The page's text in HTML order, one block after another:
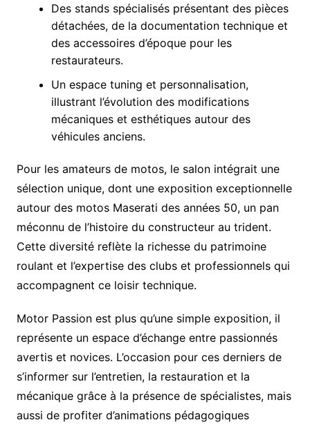
Des stands spécialisés présentant des pièces
détachées, de la documentation technique et
des accessoires d’époque pour les
restaurateurs.
Un espace tuning et personnalisation,
illustrant l’évolution des modifications
mécaniques et esthétiques autour des
véhicules anciens.
Pour les amateurs de motos, le salon intégrait une
sélection unique, dont une exposition exceptionnelle
autour des motos Maserati des années 50, un pan
méconnu de l’histoire du constructeur au trident.
Cette diversité reflète la richesse du patrimoine
roulant et l’expertise des clubs et professionnels qui
accompagnent ce loisir technique.
Motor Passion est plus qu’une simple exposition, il
représente un espace d’échange entre passionnés
avertis et novices. L’occasion pour ces derniers de
s’informer sur l’entretien, la restauration et la
mécanique grâce à la présence de spécialistes, mais
aussi de profiter d’animations pédagogiques